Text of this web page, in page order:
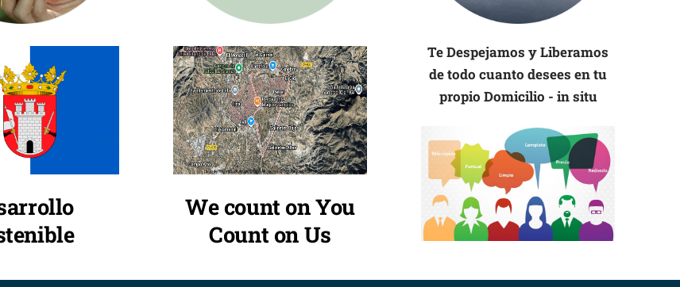
We count on You
Count on Us
Te Despejamos y Liberamos
de todo cuanto desees en tu
propio Domicilio - in situ